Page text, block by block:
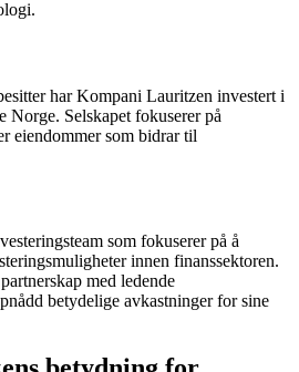
har Kompani Lauritzen investert i
Norge. Selskapet fokuserer på
eiendommer som bidrar til
som fokuserer på å
innen finanssektoren.
med ledende
betydelige avkastninger for sine